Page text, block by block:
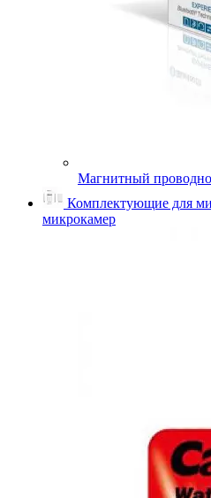
Магнитный
Комплектующие для
микрокамер